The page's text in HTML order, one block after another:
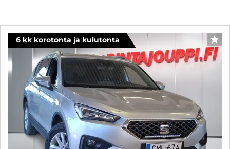
6 kk korotonta ja kulutonta